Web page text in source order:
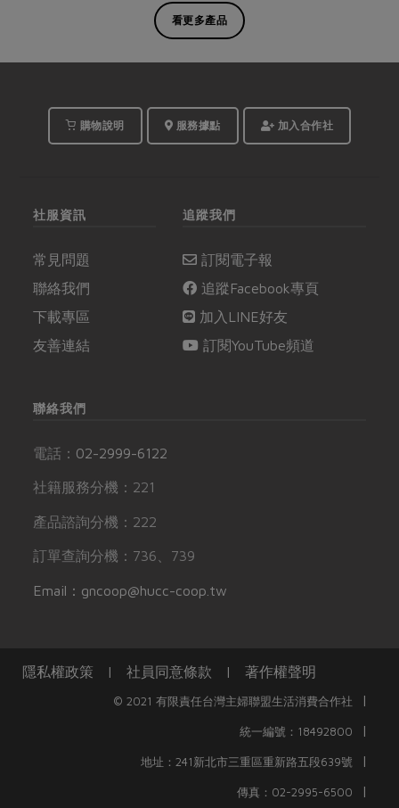
看更多產品
購物說明 服務據點 加入合作社
社服資訊
常見問題
聯絡我們
下載專區
友善連結
追蹤我們
訂閱電子報
追蹤Facebook專頁
加入LINE好友
訂閱YouTube頻道
聯絡我們
電話： 02-2999-6122
社籍服務分機：221
產品諮詢分機：222
訂單查詢分機：736、739
Email：gncoop@hucc-coop.tw
隱私權政策 | 社員同意條款 | 著作權聲明
© 2021 有限責任台灣主婦聯盟生活消費合作社 |
統一編號：18492800 |
地址：241新北市三重區重新路五段639號 |
傳真：02-2995-6500 |